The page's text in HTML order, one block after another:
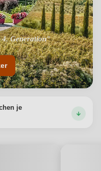
Generation"
der Lieferkette"
je